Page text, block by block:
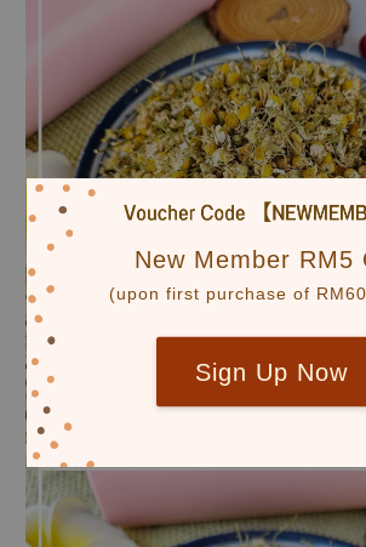
New Member RM5
(upon first purchase of
Sign Up Now